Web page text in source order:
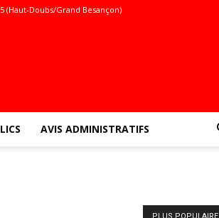
(Haut-Doubs/Grand Besançon)
AVIS ADMINISTRATIFS